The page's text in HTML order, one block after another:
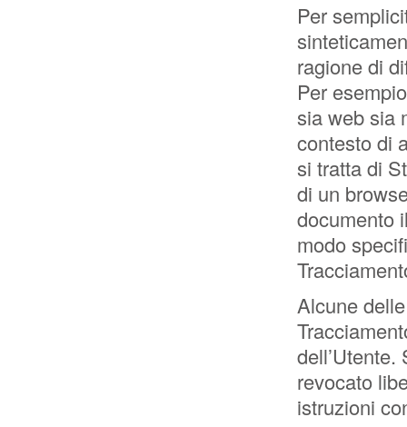
Per
ragione di
Per
sia web sia
contesto di
si tratta di
di un
documento
modo
Alcune
revocato
istruzioni